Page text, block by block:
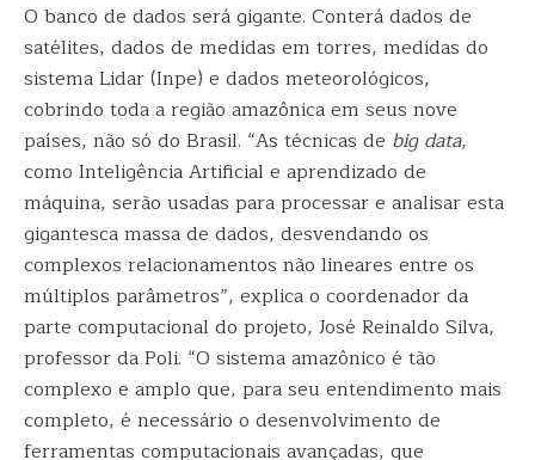
O banco de dados será gigante. Conterá dados de
satélites, dados de medidas em torres, medidas do
sistema Lidar (Inpe) e dados meteorológicos,
cobrindo toda a região amazônica em seus nove
países, não só do Brasil. “As técnicas de big data,
como Inteligência Artificial e aprendizado de
máquina, serão usadas para processar e analisar esta
gigantesca massa de dados, desvendando os
complexos relacionamentos não lineares entre os
múltiplos parâmetros”, explica o coordenador da
parte computacional do projeto, José Reinaldo Silva,
professor da Poli. “O sistema amazônico é tão
complexo e amplo que, para seu entendimento mais
completo, é necessário o desenvolvimento de
ferramentas computacionais avançadas, que